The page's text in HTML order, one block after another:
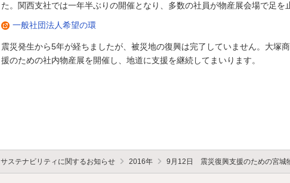
た。関西支社では一年半ぶりの開催となり、多数の社員が物産展会場で足を
一般社団法人希望の環
震災発生から5年が経ちましたが、被災地の復興は完了していません。大塚
援のための社内物産展を開催し、地道に支援を継続してまいります。
サステナビリティに関するお知らせ 2016年 9月12日 震災復興支援のための宮城